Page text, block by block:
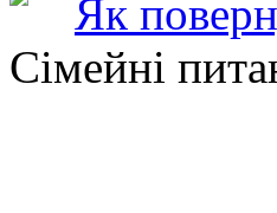
Як
Сімейні